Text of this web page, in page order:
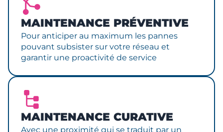
MAINTENANCE PRÉVENTIVE
Pour anticiper au maximum les pannes
pouvant subsister sur votre réseau et
garantir une proactivité de service
MAINTENANCE CURATIVE
Avec une proximité qui se traduit par un